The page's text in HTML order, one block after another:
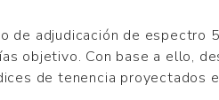
de adjudicación de
objetivo. Con base a ello,
de tenencia proyectados